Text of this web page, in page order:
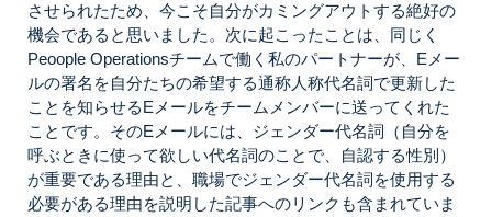
させられたため、今こそ自分がカミングアウトする絶好の
機会であると思いました。次に起こったことは、同じく
Peoople Operationsチームで働く私のパートナーが、Eメー
ルの署名を自分たちの希望する通称人称代名詞で更新した
ことを知らせるEメールをチームメンバーに送ってくれた
ことです。そのEメールには、ジェンダー代名詞（自分を
呼ぶときに使って欲しい代名詞のことで、自認する性別）
が重要である理由と、職場でジェンダー代名詞を使用する
必要がある理由を説明した記事へのリンクも含まれていま